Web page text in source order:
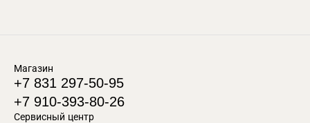
Магазин
+7 831 297-50-95
+7 910-393-80-26
Сервисный центр